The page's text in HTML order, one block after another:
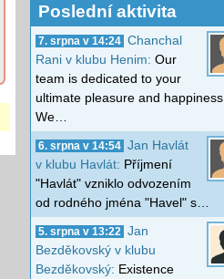
Poslední aktivita
7. srpna v 14:24 Chanchal
Rani v klubu Henim: Our
team is dedicated to your
ultimate pleasure and happiness.
We…
6. srpna v 14:54 Jan Havlát
v klubu Havlát: Příjmení
"Havlát" vzniklo odvozením
od rodného jména "Havel" s…
5. srpna v 13:22
Jan
Bezděkovský v klubu
Bezděkovský: Existence